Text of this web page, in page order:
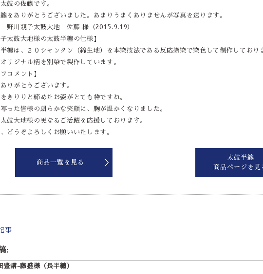
鼓の佐藤です。
をありがとうございました。あまりうまくありませんが写真を送ります。
野川親子太鼓大地 佐藤 様（2015.9.19）
子太鼓大地様の太鼓半纏の仕様】
纏は、２０シャンタン（綿生地）を本染技法である反応捺染で染色して制作しており
リジナル柄を別染で製作しています。
コメント】
りがとうございます。
きりりと締めたお姿がとても粋ですね。
った皆様の朗らかな笑顔に、胸が温かくなりました。
鼓大地様の更なるご活躍を応援しております。
どうぞよろしくお願いいたします。
商品一覧を見る
太鼓半纏
商品ページを見
事
:
豊講-藤盛様（長半纏）